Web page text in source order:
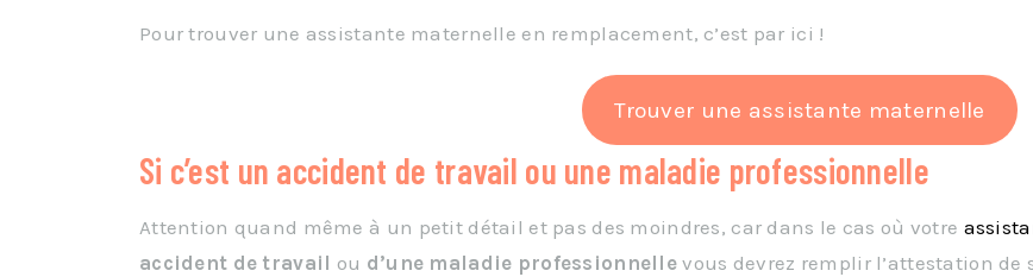
Pour trouver une assistante maternelle en remplacement, c’est par ici !
Trouver une assistante maternelle
Si c’est un accident de travail ou une maladie professionnelle
Attention quand même à un petit détail et pas des moindres, car dans le cas où votre
accident de travail ou d’une maladie professionnelle vous devrez remplir l’attestation de